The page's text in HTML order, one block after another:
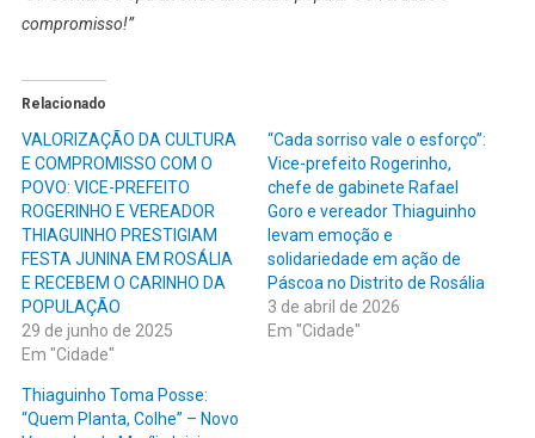
compromisso!”
Relacionado
VALORIZAÇÃO DA CULTURA
E COMPROMISSO COM O
POVO: VICE-PREFEITO
ROGERINHO E VEREADOR
THIAGUINHO PRESTIGIAM
FESTA JUNINA EM ROSÁLIA
E RECEBEM O CARINHO DA
POPULAÇÃO
29 de junho de 2025
Em "Cidade"
“Cada sorriso vale o esforço”:
Vice-prefeito Rogerinho,
chefe de gabinete Rafael
Goro e vereador Thiaguinho
levam emoção e
solidariedade em ação de
Páscoa no Distrito de Rosália
3 de abril de 2026
Em "Cidade"
Thiaguinho Toma Posse:
“Quem Planta, Colhe” – Novo